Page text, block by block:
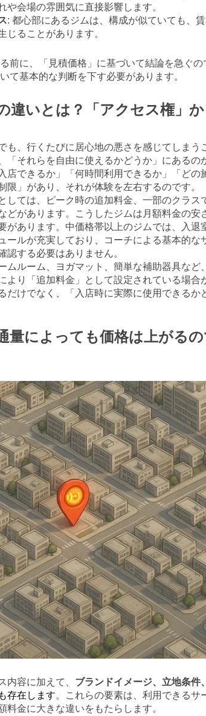
や会場の雰囲気に直接影響します。
: 都心部にあるジムは、構成が似ていても、
じることがあります。
前に、「見積価格」に基づいて結論を急ぐ
て基本的な判断を下す必要があります。
違いとは？「アクセス権」
も、行くたびに居心地の悪さを感じてしまう
「それらを自由に使えるかどうか」にあるの
店できるか」「何時間利用できるか」「どの
限」があり、それが体験を左右するのです。
しては、ピーク時の追加料金、一部のクラス
どがあります。こうしたジムは月額料金の安
があります。中価格帯以上のジムでは、入退
ールが充実しており、コーチによる基本的な
認する必要はありません。
ムルーム、ヨガマット、簡単な補助器具など
より「追加料金」として設定されている場合
だけでなく、「入店時に実際に使用できるか
量によっても価格は上がる
内容に加えて、 ブランドイメージ、立地条件
存在します。これらの要素は、利用できるサ
料金に大きな違いをもたらします。